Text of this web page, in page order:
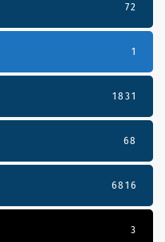
72
1
1831
68
6816
3